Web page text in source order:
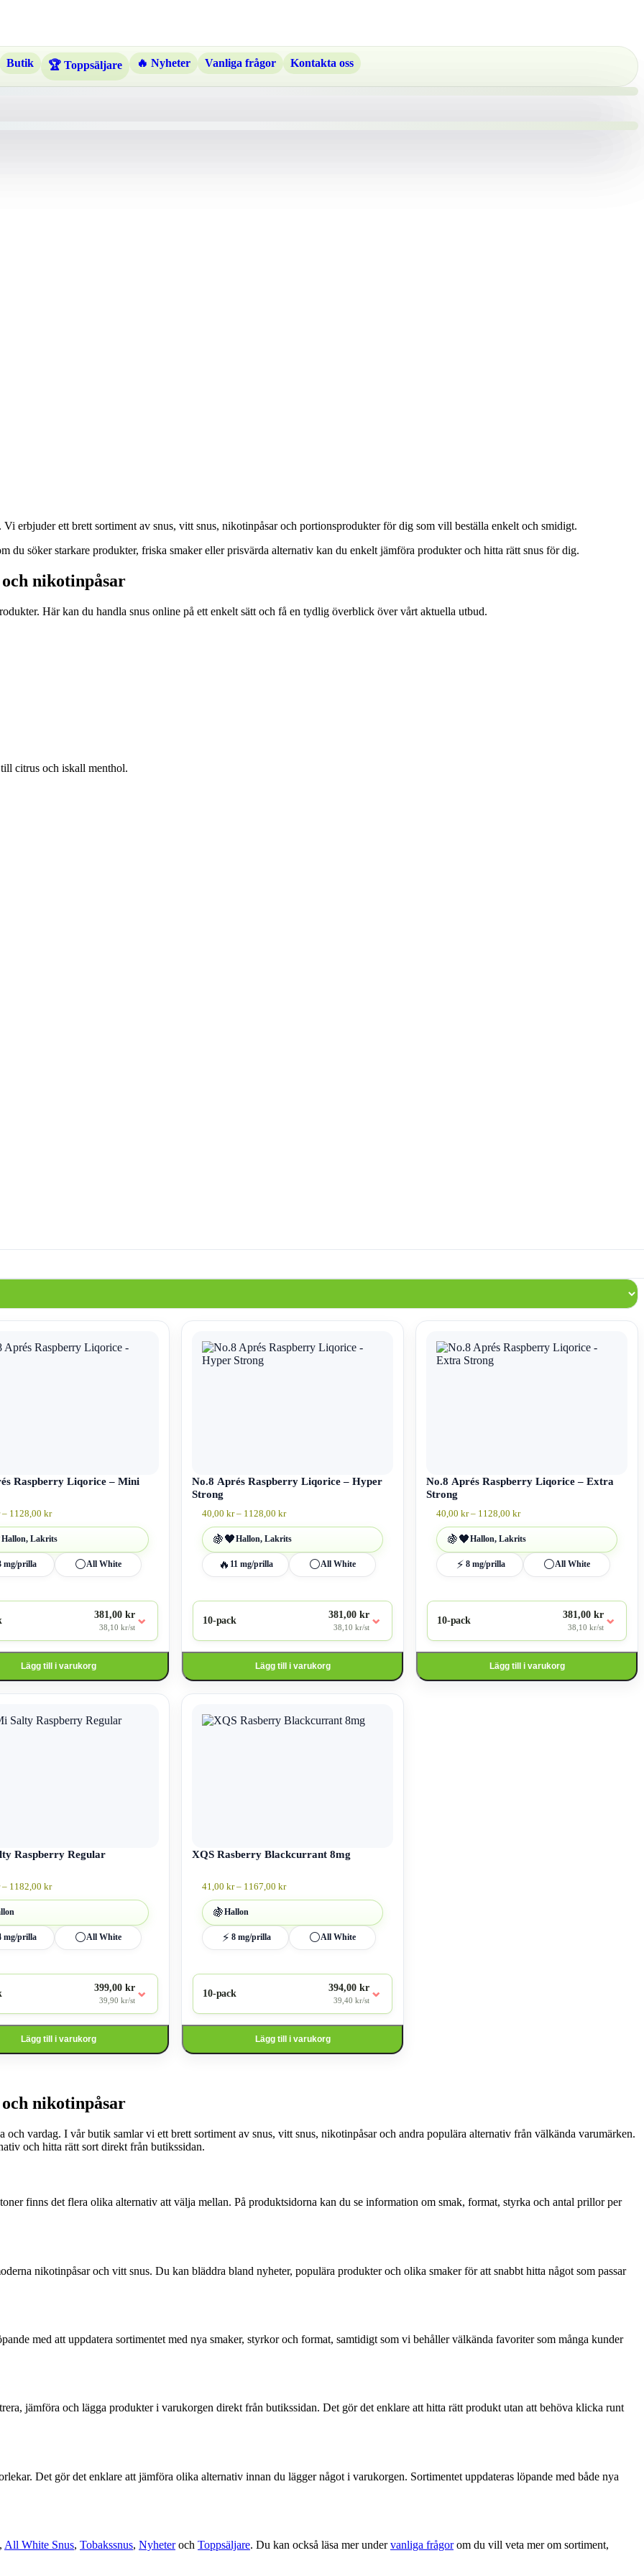
Butik 🏆 Toppsäljare 🔥 Nyheter Vanliga frågor Kontakta oss
erbjuder ett brett sortiment av snus, vitt snus, nikotinpåsar och portionsprodukter för dig som vill beställa enkelt och smidigt.
du söker starkare produkter, friska smaker eller prisvärda alternativ kan du enkelt jämföra produkter och hitta rätt snus för dig.
nikotinpåsar
Här kan du handla snus online på ett enkelt sätt och få en tydlig överblick över vårt aktuella utbud.
citrus och iskall menthol.
Raspberry Liqorice – Mini
– 1128,00 krPrisintervall:
till
Hallon, Lakrits
mg/prilla ⚪All White
381,00 kr
38,10 kr/st ⌄
Lägg till i varukorg
No.8 Aprés Raspberry Liqorice – Hyper
Strong
40,00 kr – 1128,00 krPrisintervall:
till
🍇🖤Hallon, Lakrits
🔥 11 mg/prilla ⚪All White
10-pack
381,00 kr
38,10 kr/st ⌄
Lägg till i varukorg
produkten
produktsidan
No.8 Aprés Raspberry Liqorice – Extra
Strong
40,00 kr – 1128,00 krPrisintervall:
till
🍇🖤Hallon, Lakrits
⚡ 8 mg/prilla ⚪All White
10-pack
381,00 kr
38,10 kr/st ⌄
Lägg till i varukorg
produkten
produktsidan
Raspberry Regular
– 1182,00 krPrisintervall:
mg/prilla ⚪All White
399,00 kr
39,90 kr/st ⌄
Lägg till i varukorg
XQS Rasberry Blackcurrant 8mg
41,00 kr – 1167,00 krPrisintervall:
🍇Hallon
⚡ 8 mg/prilla ⚪All White
10-pack
394,00 kr
39,40 kr/st ⌄
Lägg till i varukorg
produkten
produktsidan
nikotinpåsar
vardag. I vår butik samlar vi ett brett sortiment av snus, vitt snus, nikotinpåsar och andra populära alternativ från välkända varumärken.
och hitta rätt sort direkt från butikssidan.
finns det flera olika alternativ att välja mellan. På produktsidorna kan du se information om smak, format, styrka och antal prillor per
nikotinpåsar och vitt snus. Du kan bläddra bland nyheter, populära produkter och olika smaker för att snabbt hitta något som passar
med att uppdatera sortimentet med nya smaker, styrkor och format, samtidigt som vi behåller välkända favoriter som många kunder
jämföra och lägga produkter i varukorgen direkt från butikssidan. Det gör det enklare att hitta rätt produkt utan att behöva klicka runt
Det gör det enklare att jämföra olika alternativ innan du lägger något i varukorgen. Sortimentet uppdateras löpande med både nya
, All White Snus, Tobakssnus, Nyheteroch Toppsäljare. Du kan också läsa mer undervanliga frågorom du vill veta mer om sortiment,